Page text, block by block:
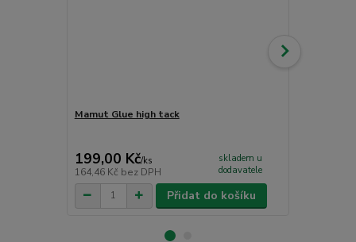
Mamut Glue high tack
199,00 Kč/ks
164,46 Kč bez DPH
skladem u
dodavatele
Přidat do košíku